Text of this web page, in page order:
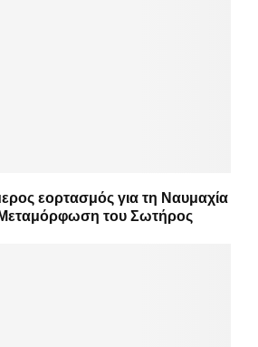
εορτασμός για τη Ναυμαχία
Μεταμόρφωση του Σωτήρος